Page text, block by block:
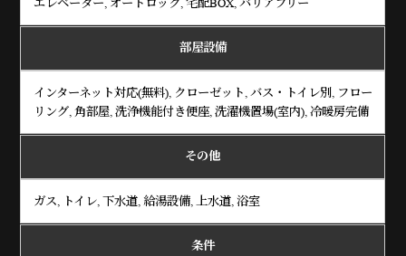
エレベーター, オートロック, 宅配BOX, バリアフリー
部屋設備
インターネット対応(無料), クローゼット, バス・トイレ別, フロー
リング, 角部屋, 洗浄機能付き便座, 洗濯機置場(室内), 冷暖房完備
その他
ガス, トイレ, 下水道, 給湯設備, 上水道, 浴室
条件